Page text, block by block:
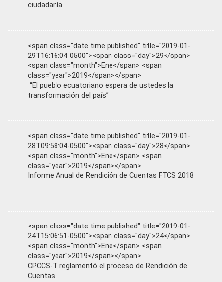
ciudadanía
<span class="date time published" title="2019-01-
29T16:16:04-0500"><span class="day">29</span>
<span class="month">Ene</span> <span
class="year">2019</span></span>
“El pueblo ecuatoriano espera de ustedes la
transformación del país”
<span class="date time published" title="2019-01-
28T09:58:04-0500"><span class="day">28</span>
<span class="month">Ene</span> <span
class="year">2019</span></span>
Informe Anual de Rendición de Cuentas FTCS 2018
<span class="date time published" title="2019-01-
24T15:06:51-0500"><span class="day">24</span>
<span class="month">Ene</span> <span
class="year">2019</span></span>
CPCCS-T reglamentó el proceso de Rendición de
Cuentas